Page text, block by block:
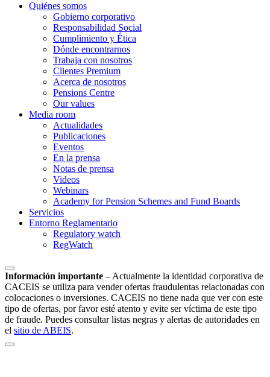
Quiénes somos
Gobierno corporativo
Responsabilidad Social
Cumplimiento y Ética
Dónde encontrarnos
Trabaja con nosotros
Clientes Premium
Acerca de nosotros
Pensions Centre
Our values
Media room
Actualidades
Publicaciones
Eventos
En la prensa
Notas de prensa
Videos
Webinars
Academy for Pension Schemes and Fund Boards
Servicios
Entorno Reglamentario
Regulatory watch
RegWatch
Información importante – Actualmente la identidad corporativa de
CACEIS se utiliza para vender ofertas fraudulentas relacionadas con
colocaciones o inversiones. CACEIS no tiene nada que ver con este
tipo de ofertas, por favor esté atento y evite ser víctima de este tipo
de fraude. Puedes consultar listas negras y alertas de autoridades en
el sitio de ABEIS.